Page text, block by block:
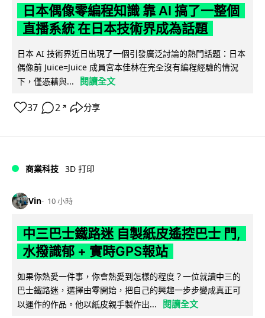
日本偶像零編程知識 靠 AI 搞了一整個
直播系統 在日本技術界成為話題
日本 AI 技術界近日出現了一個引發廣泛討論的熱門話題：日本
偶像前 Juice=Juice 成員宮本佳林在完全沒有編程經驗的情況
下，僅憑藉與...
閱讀全文
37 2 ↗ 分享
商業科技 3D 打印
Vin 10 小時
中三巴士鐵路迷 自製紙皮遙控巴士 門,
水撥識郁 + 實時GPS報站
如果你熱愛一件事，你會熱愛到怎樣的程度？一位就讀中三的
巴士鐵路迷，選擇由零開始，把自己的興趣一步步變成真正可
以運作的作品。他以紙皮親手製作出...
閱讀全文